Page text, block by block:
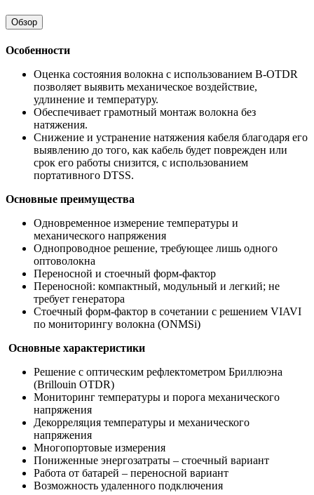
Обзор
Особенности
Оценка состояния волокна с использованием B-OTDR
позволяет выявить механическое воздействие,
удлинение и температуру.
Обеспечивает грамотный монтаж волокна без
натяжения.
Снижение и устранение натяжения кабеля благодаря его
выявлению до того, как кабель будет поврежден или
срок его работы снизится, с использованием
портативного DTSS.
Основные преимущества
Одновременное измерение температуры и
механического напряжения
Однопроводное решение, требующее лишь одного
оптоволокна
Переносной и стоечный форм-фактор
Переносной: компактный, модульный и легкий; не
требует генератора
Стоечный форм-фактор в сочетании с решением VIAVI
по мониторингу волокна (ONMSi)
Основные характеристики
Решение с оптическим рефлектометром Бриллюэна
(Brillouin OTDR)
Мониторинг температуры и порога механического
напряжения
Декорреляция температуры и механического
напряжения
Многопортовые измерения
Пониженные энергозатраты – стоечный вариант
Работа от батарей – переносной вариант
Возможность удаленного подключения